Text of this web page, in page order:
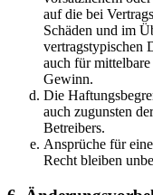
auf die bei
Schäden und im
vertragstypischen
auch für mittelbare
Gewinn.
Die
auch zugunsten
Betreibers.
Ansprüche für
Recht bleiben